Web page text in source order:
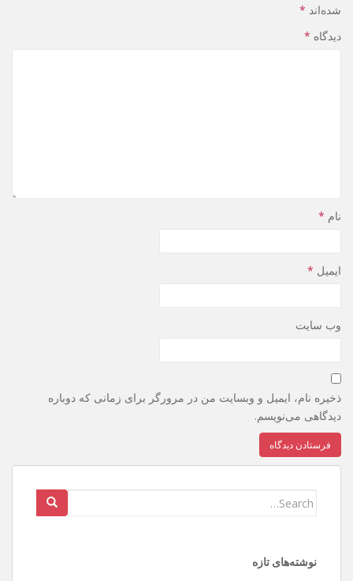
شده‌اند *
دیدگاه *
نام *
ایمیل *
وب‌ سایت
ذخیره نام، ایمیل و وبسایت من در مرورگر برای زمانی که دوباره
دیدگاهی می‌نویسم.
Search
نوشته‌های تازه